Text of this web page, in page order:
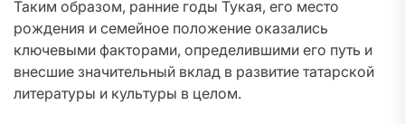
Таким образом, ранние годы Тукая, его место
рождения и семейное положение оказались
ключевыми факторами, определившими его путь и
внесшие значительный вклад в развитие татарской
литературы и культуры в целом.